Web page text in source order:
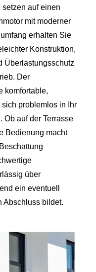
auf einen
mit moderner
erhalten Sie
Konstruktion,
Überlastungsschutz
Der
komfortable,
problemlos in Ihr
Ob auf der Terrasse
Bedienung macht
über
ein eventuell
Abschluss bildet.